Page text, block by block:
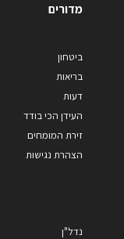
מדורים
ביטחון
בריאות
דעות
העידן הכי בודד
זירת המומחים
הצהרת נגישות
נדל"ן